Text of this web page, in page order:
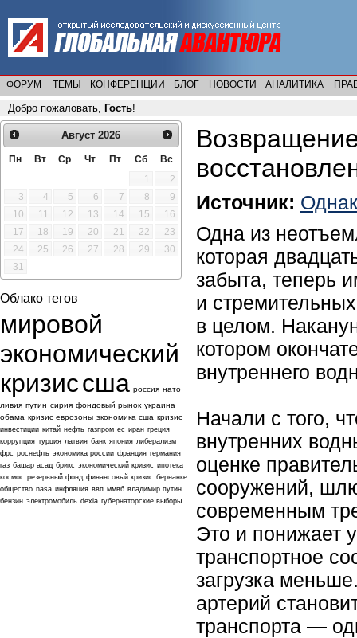
ФОРУМ ТЕМЫ КОНФЕРЕНЦИИ БЛОГ НОВОСТИ АНАЛИТИКА
Добро пожаловать, Гость!
Источник:
Одна из
которая
забыта, теперь
и
в целом.
котором
внутреннего
Начали с того,
внутренних
оценке
сооружений,
современным
Это и понижает
транспортное
загрузка
артерий
транспорта —
Август 2026
Пн Вт Ср Чт Пт Сб
Вс
1
2
3
4 5 6 7 8
9
10
11 12 13 14 15
16
17
18 19 20 21 22
23
24
25 26 27 28 29
30
31
Облако тегов
мировой
экономический
кризиссша россия нато
ливия путин сирия фондовый рынок украина
обама кризис еврозоны экономика сша кризис
инвестиции китай нефть газпром ес иран греция
коррупция турция латвия банк япония либерализм
фрс роснефть экономика россии франция германия
газ башар асад брикс экономический кризис ипотека
космос резервный фонд финансовый кризис бернанке
общество nasa инфляция ввп ммвб владимир путин
бензин электромобиль dexia губернаторские выборы